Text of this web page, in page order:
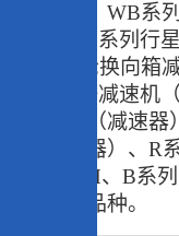
减速器）、WB系
器）、MB系列行
旋伞齿轮换向箱
齿轮蜗杆减速机
轮减速机（减速
机（减速器）、R
速器）、H、B系
上千个品种。